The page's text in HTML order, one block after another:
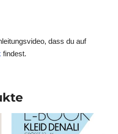
dass du auf
findest.